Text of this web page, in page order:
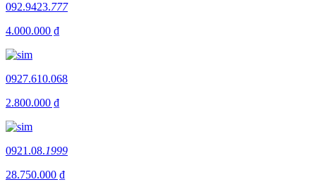
092.9423.777
4.000.000 ₫
0927.610.068
2.800.000 ₫
0921.08.1999
28.750.000 ₫